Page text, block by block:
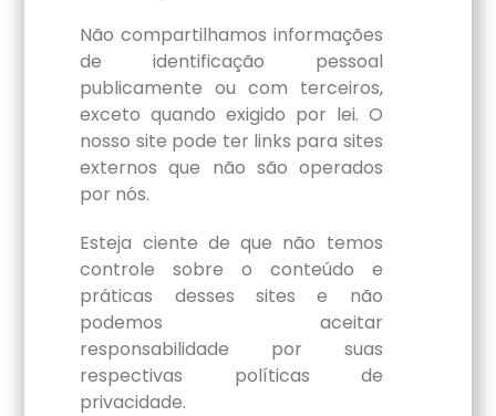
Não compartilhamos informações
de identificação pessoal
publicamente ou com terceiros,
exceto quando exigido por lei. O
nosso site pode ter links para sites
externos que não são operados
por nós.
Esteja ciente de que não temos
controle sobre o conteúdo e
práticas desses sites e não
podemos aceitar
responsabilidade por suas
respectivas políticas de
privacidade.